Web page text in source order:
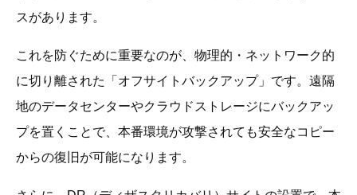
スがあります。
これを防ぐために重要なのが、物理的・ネットワーク的
に切り離された「オフサイトバックアップ」です。遠隔
地のデータセンターやクラウドストレージにバックアッ
プを置くことで、本番環境が攻撃されても安全なコピー
からの復旧が可能になります。